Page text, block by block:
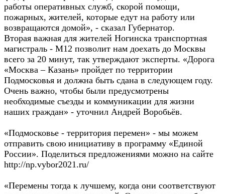
работы оперативных служб, скорой помощи,
пожарных, жителей, которые едут на работу или
возвращаются домой», - сказал Губернатор.
Вторая важная для жителей Ногинска транспортная
магистраль - М12 позволит нам доехать до Москвы
всего за 20 минут, так утверждают эксперты. «Дорога
«Москва – Казань» пройдет по территории
Подмосковья и должна быть сдана в следующем году.
Очень важно, чтобы были предусмотрены
необходимые съезды и коммуникации для жизни
наших граждан» - уточнил Андрей Воробьёв.
«Подмосковье - территория перемен» - мы можем
отправить свою инициативу в программу «Единой
России». Поделиться предложениями можно на сайте
http://np.vybor2021.ru/
«Перемены тогда к лучшему, когда они соответствуют